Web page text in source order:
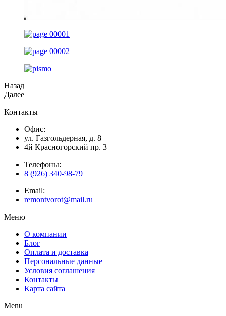
Назад
Далее
Контакты
Офис:
ул. Газгольдерная, д. 8
4й Красногорский пр. 3
Телефоны:
8 (926) 340-98-79
Email:
remontvorot@mail.ru
Меню
О компании
Блог
Оплата и доставка
Персональные данные
Условия соглашения
Контакты
Карта сайта
Menu